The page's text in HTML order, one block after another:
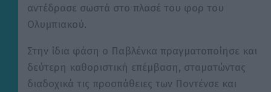
αντέδρασε σωστά στο πλασέ του φορ του
Ολυμπιακού.
Στην ίδια φάση ο Παβλένκα πραγματοποίησε και
δεύτερη καθοριστική επέμβαση, σταματώντας
διαδοχικά τις προσπάθειες των Ποντένσε και